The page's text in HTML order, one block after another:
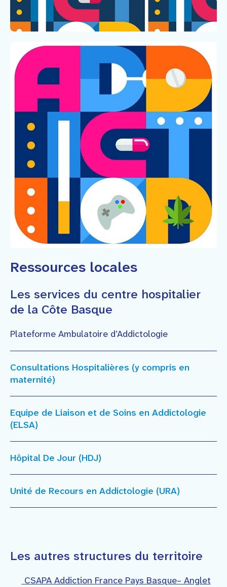
Faire un don
Ressources locales
Les services du centre hospitalier
de la Côte Basque
Plateforme Ambulatoire d’Addictologie
Consultations Hospitalières (y compris en
maternité)
Equipe de Liaison et de Soins en Addictologie
(ELSA)
Hôpital De Jour (HDJ)
Unité de Recours en Addictologie (URA)
Les autres structures du territoire
CSAPA Addiction France Pays Basque– Anglet